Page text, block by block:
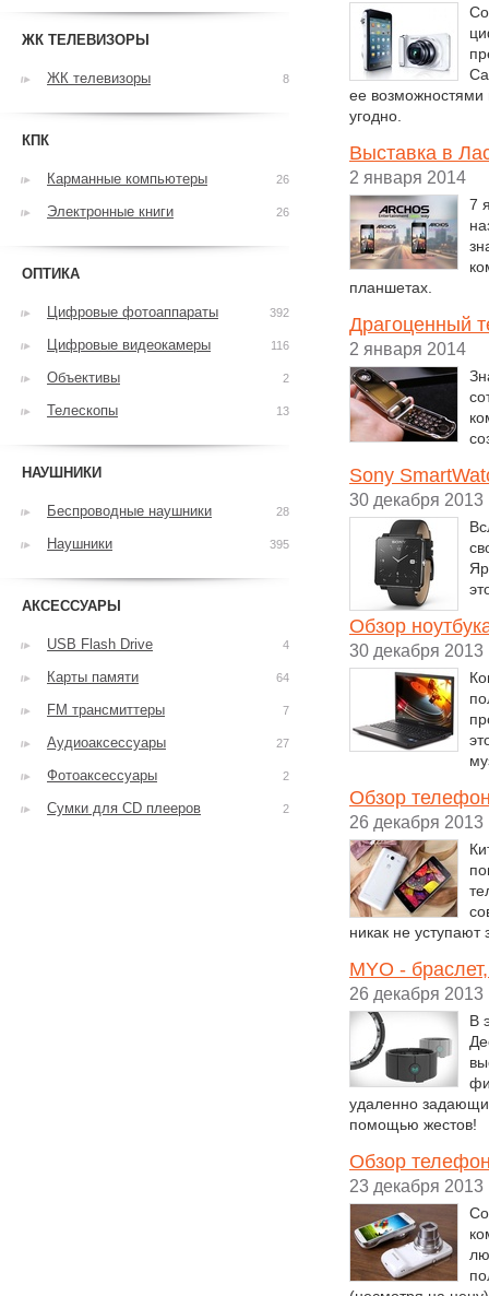
ее возможностями
угодно.
Выставка в
2 января 2014
7
планшетах.
Драгоценный
2 января 2014
Sony
30 декабря 2013
Обзор
30 декабря 2013
Обзор
26 декабря 2013
никак не
MYO -
26 декабря 2013
В
удаленно
помощью жестов!
Обзор
23 декабря 2013
ЖК ТЕЛЕВИЗОРЫ
ЖК телевизоры 8
КПК
Карманные компьютеры 26
Электронные книги 26
ОПТИКА
Цифровые фотоаппараты 392
Цифровые видеокамеры 116
Объективы 2
Телескопы 13
НАУШНИКИ
Беспроводные наушники 28
Наушники 395
АКСЕССУАРЫ
USB Flash Drive 4
Карты памяти 64
FM трансмиттеры 7
Аудиоаксессуары 27
Фотоаксессуары 2
Сумки для CD плееров 2